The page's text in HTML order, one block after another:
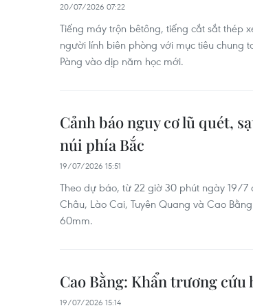
20/07/2026 07:22
Tiếng máy trộn bêtông, tiếng cắt sắt thép
người lính biên phòng với mục tiêu chung
Pàng vào dịp năm học mới.
Cảnh báo nguy cơ lũ quét,
núi phía Bắc
19/07/2026 15:51
Theo dự báo, từ 22 giờ 30 phút ngày 19/
Châu, Lào Cai, Tuyên Quang và Cao
60mm.
Cao Bằng: Khẩn trương
19/07/2026 15:14